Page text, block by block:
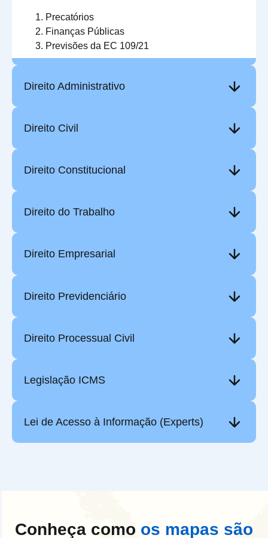
Precatórios
Finanças Públicas
Previsões da EC 109/21
Direito Administrativo
Direito Civil
Direito Constitucional
Direito do Trabalho
Direito Empresarial
Direito Previdenciário
Direito Processual Civil
Legislação ICMS
Lei de Acesso à Informação (Experts)
Conheça como os mapas são